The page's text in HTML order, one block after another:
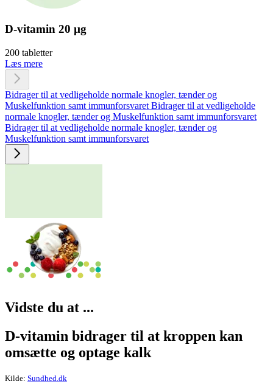
D-vitamin 20 µg
200 tabletter
Læs mere
Bidrager til at vedligeholde normale knogler, tænder og
Muskelfunktion samt immunforsvaret Bidrager til at vedligeholde
normale knogler, tænder og Muskelfunktion samt immunforsvaret
Bidrager til at vedligeholde normale knogler, tænder og
Muskelfunktion samt immunforsvaret
Vid­ste du at ...
D-vitamin bidrager til at kroppen kan
omsætte og optage kalk
Kilde: Sundhed.dk